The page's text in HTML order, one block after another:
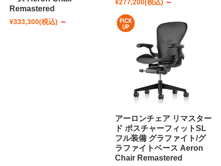
Remastered
¥333,300(税込) ～
¥277,200(税込) ～
アーロンチェア リマスター
ド ポスチャーフィットSL
フル装備 グラファイト/グ
ラファイトベース Aeron
Chair Remastered